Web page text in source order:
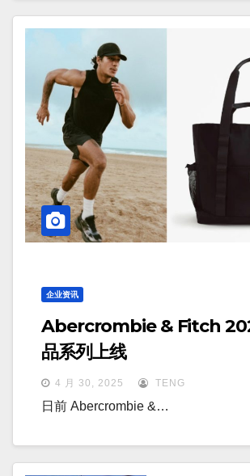
企业资讯
Abercrombie & Fitch
品系列上线
4 月 30, 2025 TENG
日前 Abercrombie &…